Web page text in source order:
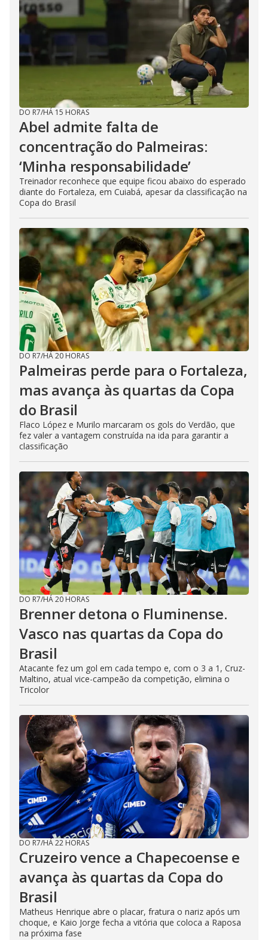
DO R7/HÁ 15 HORAS
Abel admite falta de
concentração do Palmeiras:
‘Minha responsabilidade’
Treinador reconhece que equipe ficou abaixo do esperado
diante do Fortaleza, em Cuiabá, apesar da classificação na
Copa do Brasil
DO R7/HÁ 20 HORAS
Palmeiras perde para o Fortaleza,
mas avança às quartas da Copa
do Brasil
Flaco López e Murilo marcaram os gols do Verdão, que
fez valer a vantagem construída na ida para garantir a
classificação
DO R7/HÁ 20 HORAS
Brenner detona o Fluminense.
Vasco nas quartas da Copa do
Brasil
Atacante fez um gol em cada tempo e, com o 3 a 1, Cruz-
Maltino, atual vice-campeão da competição, elimina o
Tricolor
DO R7/HÁ 22 HORAS
Cruzeiro vence a Chapecoense e
avança às quartas da Copa do
Brasil
Matheus Henrique abre o placar, fratura o nariz após um
choque, e Kaio Jorge fecha a vitória que coloca a Raposa
na próxima fase